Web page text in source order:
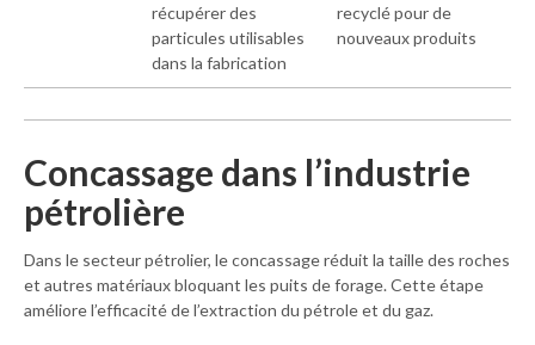
récupérer des
particules utilisables
dans la fabrication
recyclé pour de
nouveaux produits
Concassage dans l’industrie
pétrolière
Dans le secteur pétrolier, le concassage réduit la taille des roches
et autres matériaux bloquant les puits de forage. Cette étape
améliore l’efficacité de l’extraction du pétrole et du gaz.